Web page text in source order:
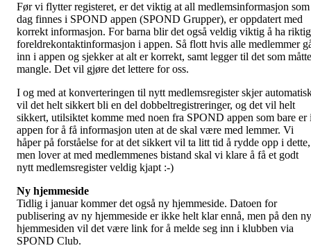
Før vi flytter registeret, er det viktig at all medlemsinformasjon
dag finnes i SPOND appen (SPOND Grupper), er oppdatert med
korrekt informasjon. For barna blir det også veldig viktig å ha riktig
foreldrekontaktinformasjon i appen. Så flott hvis alle medlemmer
inn i appen og sjekker at alt er korrekt, samt legger til det som måtte
mangle. Det vil gjøre det lettere for oss.
I og med at konverteringen til nytt medlemsregister skjer
vil det helt sikkert bli en del dobbeltregistreringer, og det vil helt
sikkert, utilsiktet komme med noen fra SPOND appen som bare er
appen for å få informasjon uten at de skal være med lemmer. Vi
håper på forståelse for at det sikkert vil ta litt tid å rydde opp i dette,
men lover at med medlemmenes bistand skal vi klare å få et godt
nytt medlemsregister veldig kjapt :-)
Ny hjemmeside
Tidlig i januar kommer det også ny hjemmeside. Datoen for
publisering av ny hjemmeside er ikke helt klar ennå, men på den
hjemmesiden vil det være link for å melde seg inn i klubben via
SPOND Club.